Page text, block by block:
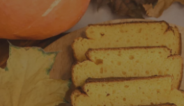
Гуляши растительные